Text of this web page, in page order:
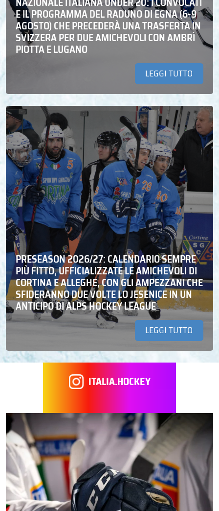
E IL PROGRAMMA DEL RADUNO DI EGNA (6-9
AGOSTO) CHE PRECEDERÀ UNA TRASFERTA IN
SVIZZERA PER DUE AMICHEVOLI CON AMBRÌ
PIOTTA E LUGANO
LEGGI TUTTO
PRESEASON 2026/27: CALENDARIO SEMPRE
PIÙ FITTO, UFFICIALIZZATE LE AMICHEVOLI DI
CORTINA E ALLEGHE, CON GLI AMPEZZANI CHE
SFIDERANNO DUE VOLTE LO JESENICE IN UN
ANTICIPO DI ALPS HOCKEY LEAGUE
LEGGI TUTTO
ITALIA.HOCKEY